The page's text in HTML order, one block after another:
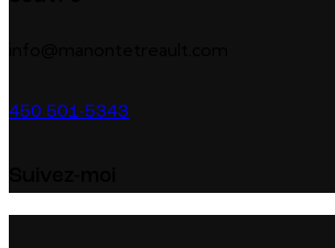
450 501-5343